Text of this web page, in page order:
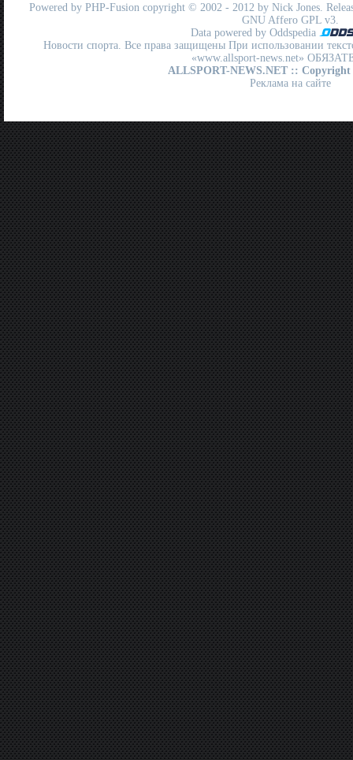
Powered by PHP-Fusion copyright © 2002 - 2012 by Nick Jones.
GNU Affero GPL v3.
Data powered by Oddspedia
Новости спорта. Все права защищены При использовании
«www.allsport-news.net»
ALLSPORT-NEWS.NET :: Copyright
Реклама на сайте